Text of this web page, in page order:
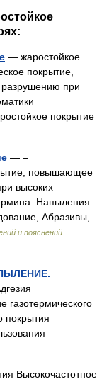
— жаростойкое
покрытие,
при
покрытие
— –
повышающее
высоких
Напыления
Абразивы,
и пояснений
газотермического
покрытия
Высокочастотное